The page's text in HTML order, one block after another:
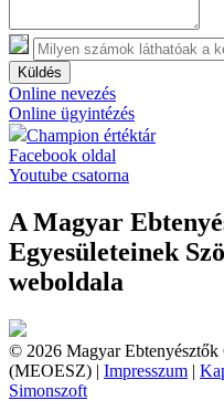
Küldés
Online nevezés
Online ügyintézés
Champion értéktár
Facebook oldal
Youtube csatorna
A Magyar
Egyesületeinek
weboldala
© 2026 Magyar Ebtenyésztők
(MEOESZ) | Impresszum |
Simonszoft